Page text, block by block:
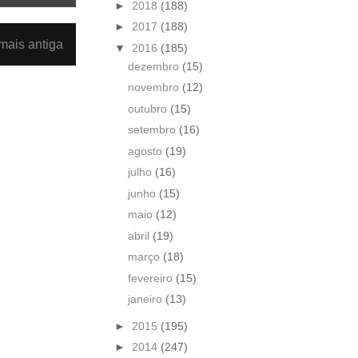
antiga
► 2018 (188)
► 2017 (188)
▼ 2016 (185)
dezembro (15)
novembro (12)
outubro (15)
setembro (16)
agosto (19)
julho (16)
junho (15)
maio (12)
abril (19)
março (18)
fevereiro (15)
janeiro (13)
► 2015 (195)
► 2014 (247)